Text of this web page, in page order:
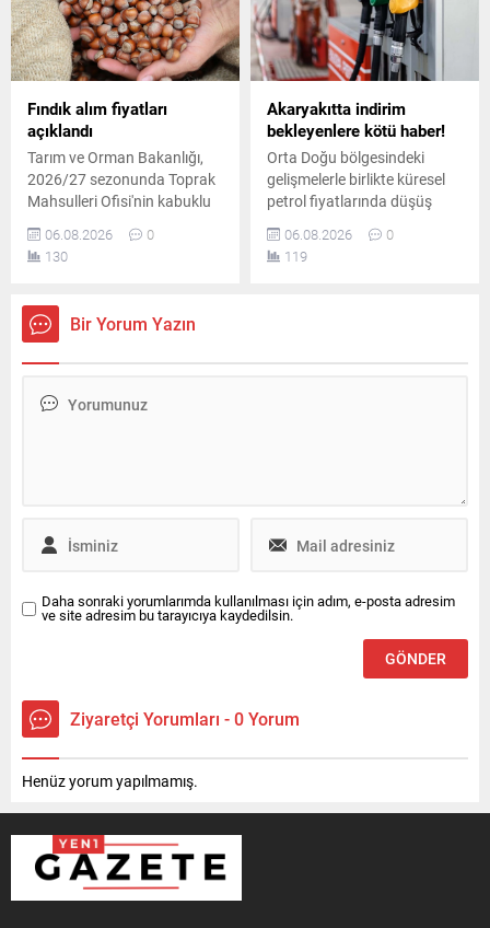
Fındık alım fiyatları
açıklandı
Tarım ve Orman Bakanlığı,
2026/27 sezonunda Toprak
Mahsulleri Ofisi'nin kabuklu
fındık alım fiyatlarını
duyurdu. Giresun kalite
fındık 255 lira, levant kalite
250 liradan alınacak.
06.08.2026
0
130
Akaryakıtta indirim
bekleyenlere kötü haber!
Orta Doğu bölgesindeki
gelişmelerle birlikte küresel
petrol fiyatlarında düşüş
yaşansa da iç piyasadaki
pompa fiyatları aynı kaldı.
Planlanan yüksek oranlı
06.08.2026
0
119
Bir Yorum Yazın
Daha sonraki yorumlarımda kullanılması için adım, e-posta adresim
ve site adresim bu tarayıcıya kaydedilsin.
Ziyaretçi Yorumları - 0 Yorum
Henüz yorum yapılmamış.